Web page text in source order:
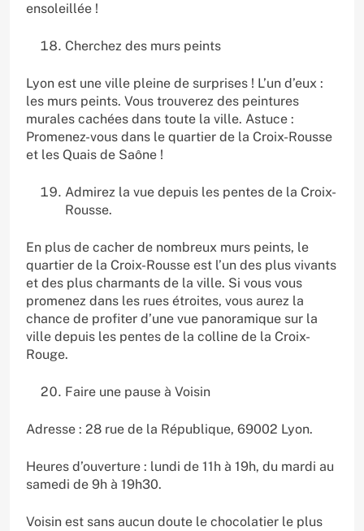
ensoleillée !
Cherchez des murs peints
Lyon est une ville pleine de surprises ! L’un d’eux :
les murs peints. Vous trouverez des peintures
murales cachées dans toute la ville. Astuce :
Promenez-vous dans le quartier de la Croix-Rousse
et les Quais de Saône !
Admirez la vue depuis les pentes de la Croix-
Rousse.
En plus de cacher de nombreux murs peints, le
quartier de la Croix-Rousse est l’un des plus vivants
et des plus charmants de la ville. Si vous vous
promenez dans les rues étroites, vous aurez la
chance de profiter d’une vue panoramique sur la
ville depuis les pentes de la colline de la Croix-
Rouge.
Faire une pause à Voisin
Adresse : 28 rue de la République, 69002 Lyon.
Heures d’ouverture : lundi de 11h à 19h, du mardi au
samedi de 9h à 19h30.
Voisin est sans aucun doute le chocolatier le plus